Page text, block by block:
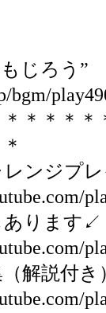
じろう”
bgm/
＊＊＊＊
レンジプ
あります↙
（解説付